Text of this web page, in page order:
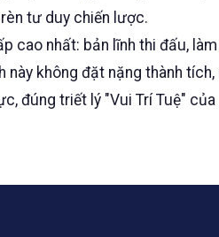
tư duy chiến lược.
cao nhất: bản lĩnh thi đấu,
này không đặt nặng thành
đúng triết lý "Vui Trí Tuệ" của